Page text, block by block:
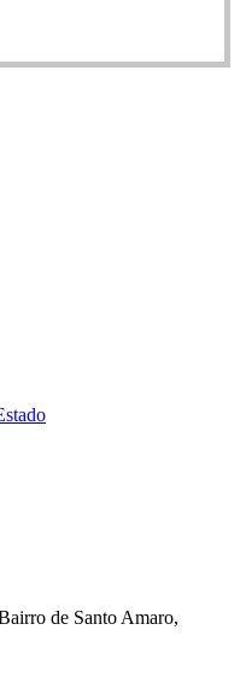
de Santo Amaro,